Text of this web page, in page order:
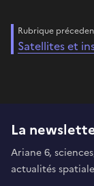
Rubrique
Satellites et
La
Ariane 6,
actualités